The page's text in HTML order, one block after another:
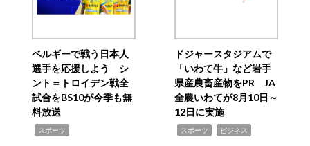
ベルギーで戦う日本人
選手を応援しよう シ
ント＝トロイデン戦全
試合をBS10が今季も無
料放送
スポーツ
ドジャースタジアムで
「いわて牛」など岩手
県産農畜産物をPR JA
全農いわてが8月10日～
12日に実施
スポーツ ビジネス